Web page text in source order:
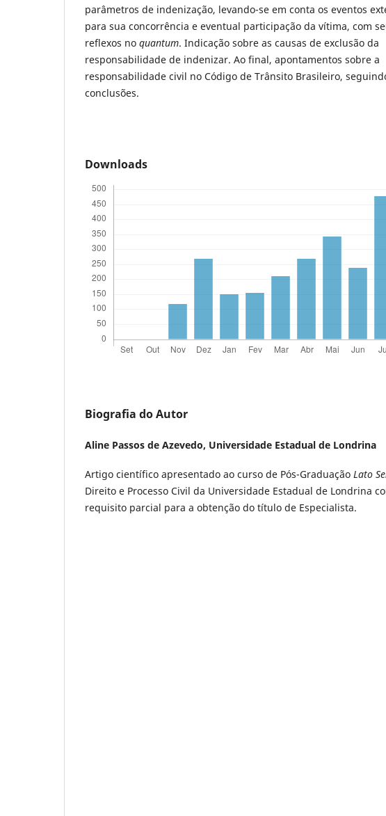
parâmetros de indenização, levando-se em conta os eventos
para sua concorrência e eventual participação da vítima, com
reflexos no quantum. Indicação sobre as causas de exclusão da
responsabilidade de indenizar. Ao final, apontamentos sobre a
responsabilidade civil no Código de Trânsito Brasileiro,
conclusões.
Downloads
Biografia do Autor
Aline Passos de Azevedo, Universidade Estadual de Londrina
Artigo científico apresentado ao curso de Pós-Graduação Lato
Direito e Processo Civil da Universidade Estadual de Londrina
requisito parcial para a obtenção do título de Especialista.